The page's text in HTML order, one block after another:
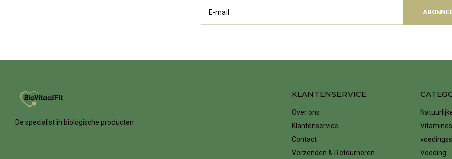
De specialist in biologische producten
KLANTENSERVICE
Over ons
Klantenservice
Contact
Verzenden & Retourneren
Voeding